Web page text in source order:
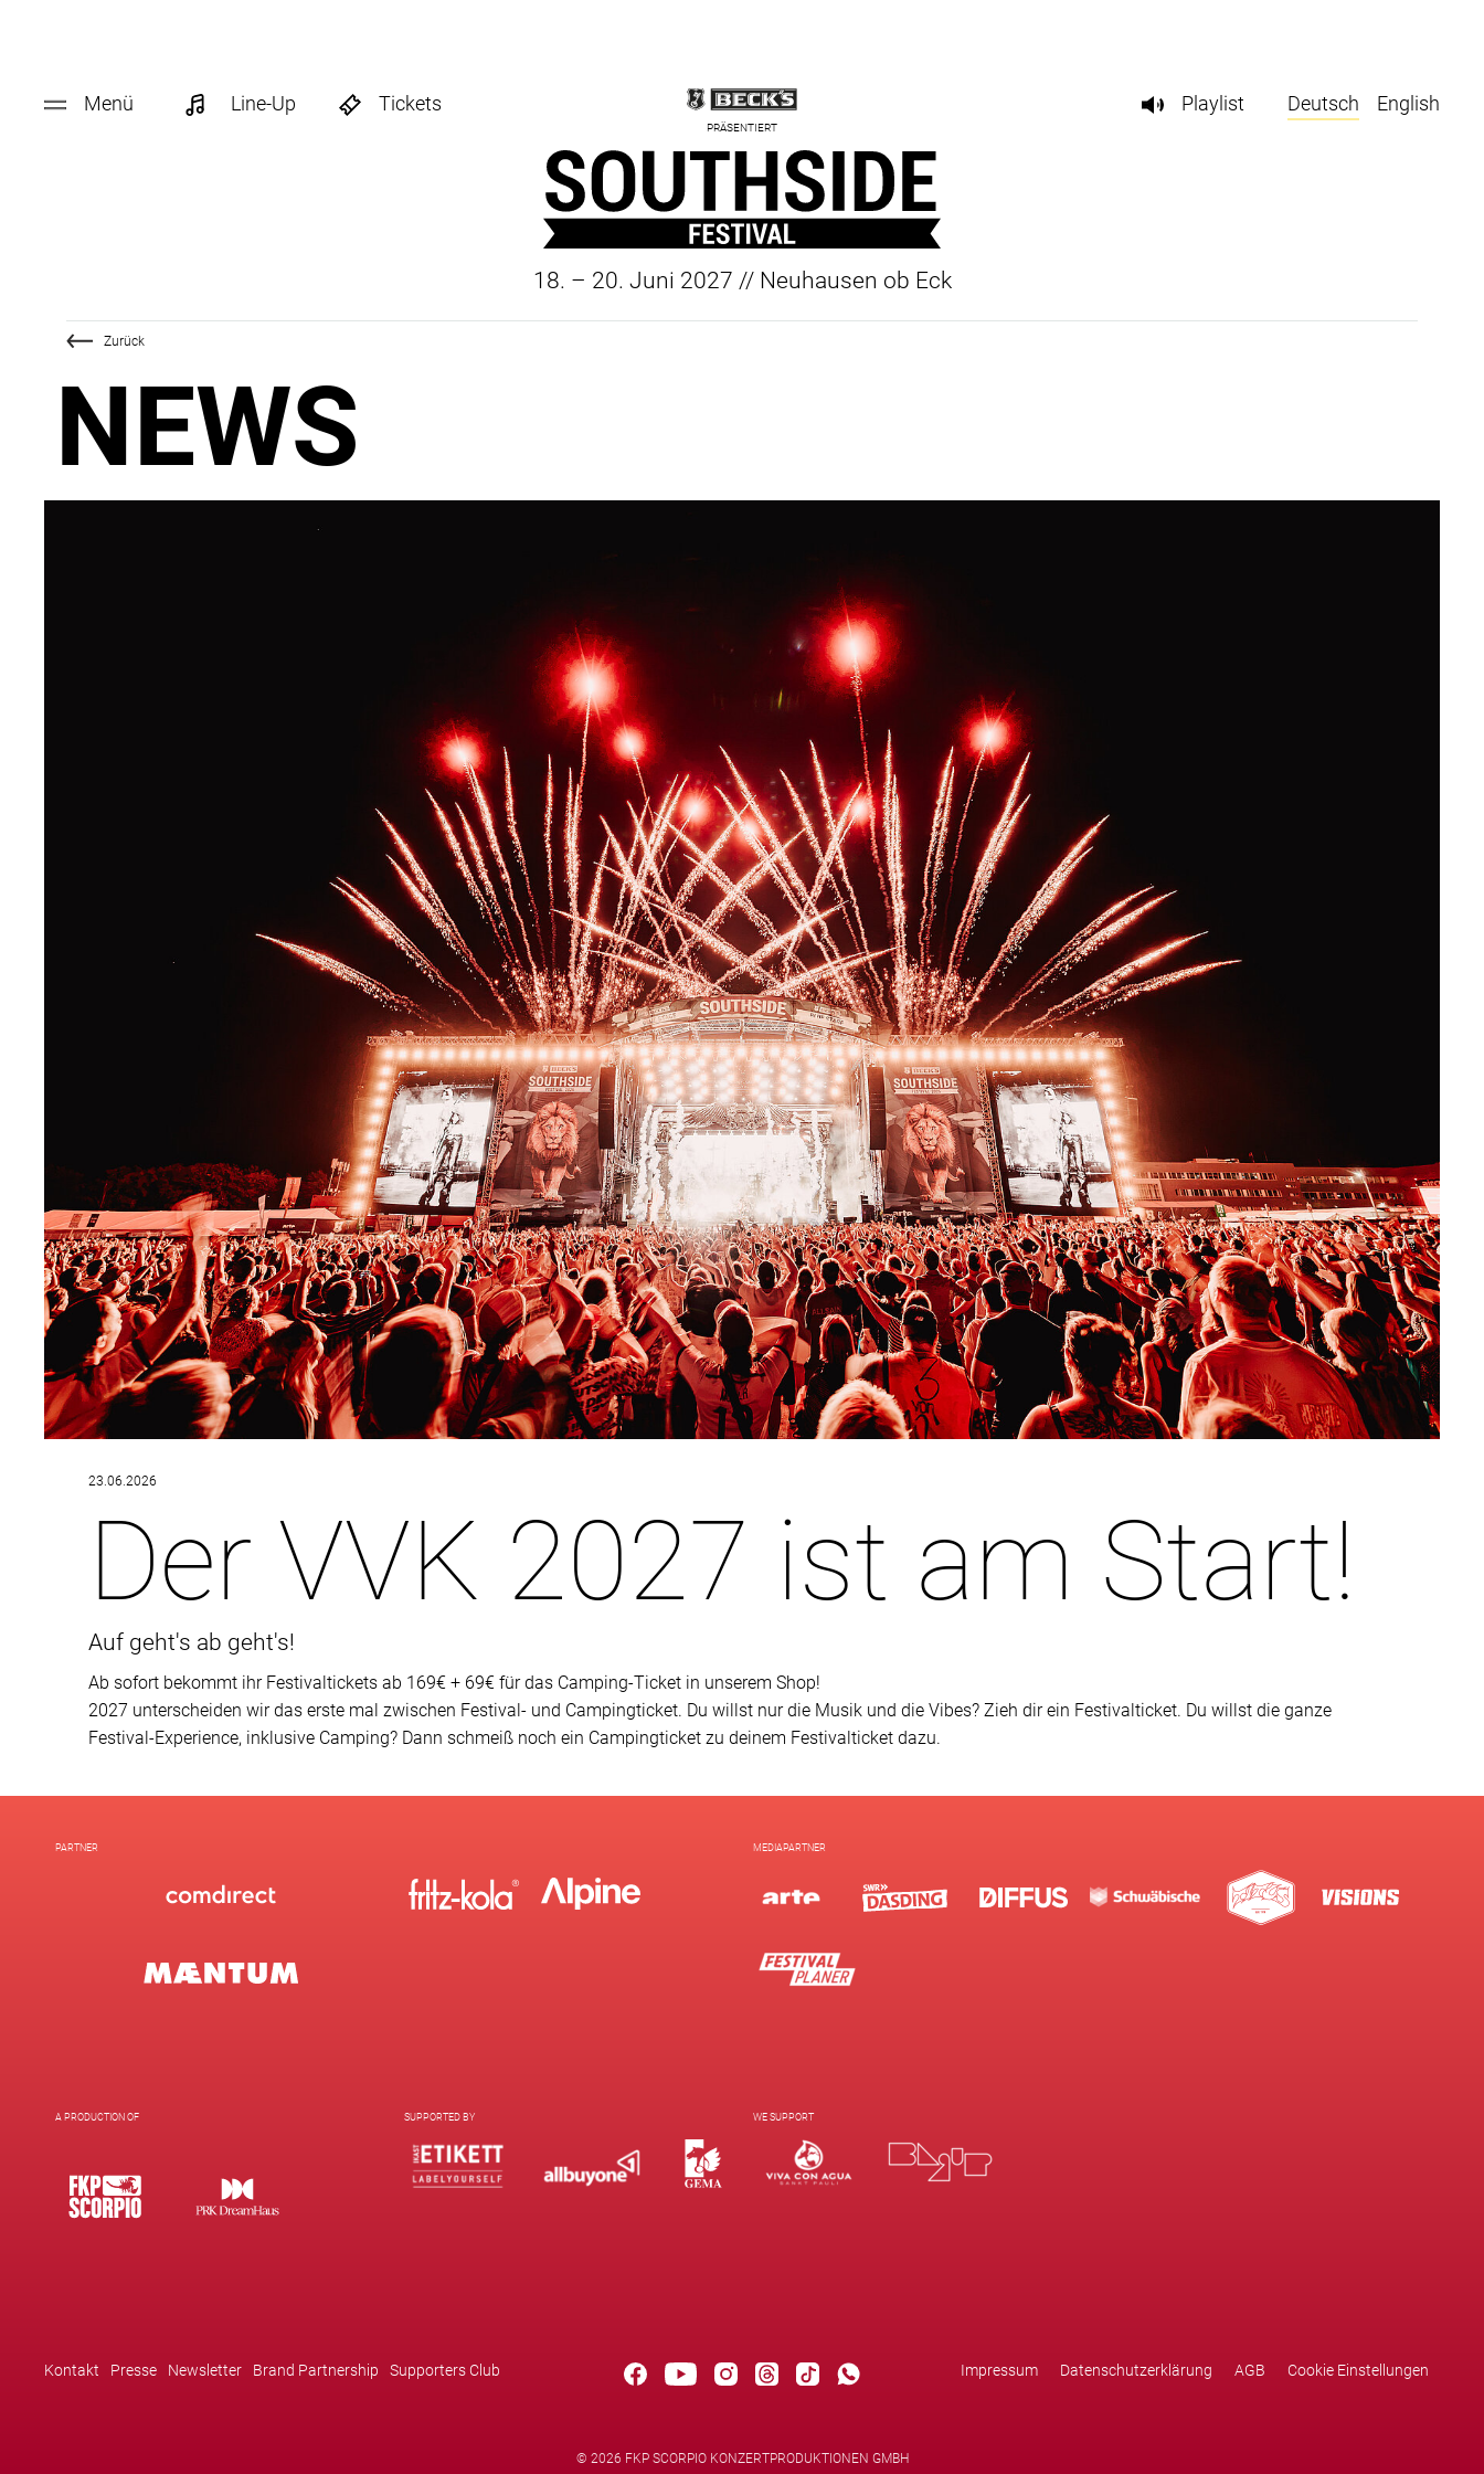
Menü Line-Up Tickets
PRÄSENTIERT
Playlist Deutsch English
18. – 20. Juni 2027 // Neuhausen ob Eck
Zurück
NEWS
23.06.2026
Der VVK 2027 ist am Start!
Auf geht's ab geht's!
Ab sofort bekommt ihr Festivaltickets ab 169€ + 69€ für das Camping-Ticket in unserem Shop!
2027 unterscheiden wir das erste mal zwischen Festival- und Campingticket. Du willst nur die Musik und die Vibes? Zieh dir ein Festivalticket. Du willst die ganze
Festival-Experience, inklusive Camping? Dann schmeiß noch ein Campingticket zu deinem Festivalticket dazu.
PARTNER MEDIAPARTNER
A PRODUCTION OF SUPPORTED BY WE SUPPORT
Kontakt Presse Newsletter Brand Partnership Supporters Club Impressum Datenschutzerklärung AGB Cookie Einstellungen
© 2026 FKP SCORPIO KONZERTPRODUKTIONEN GMBH